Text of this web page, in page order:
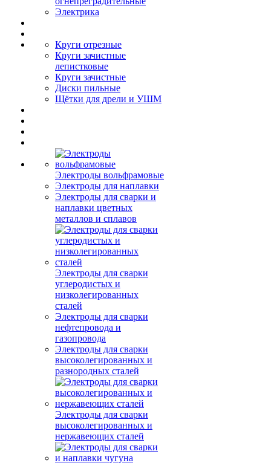
Электрика
Круги отрезные
Круги зачистные
лепистковые
Круги зачистные
Диски пильные
Щётки для дрели и УШМ
Электроды вольфрамовые
Электроды для наплавки
Электроды для сварки и
наплавки цветных
металлов и сплавов
Электроды для сварки
углеродистых и
низколегированных
сталей
Электроды для сварки
нефтепровода и
газопровода
Электроды для сварки
высоколегированных и
разнородных сталей
Электроды для сварки
высоколегированных и
нержавеющих сталей